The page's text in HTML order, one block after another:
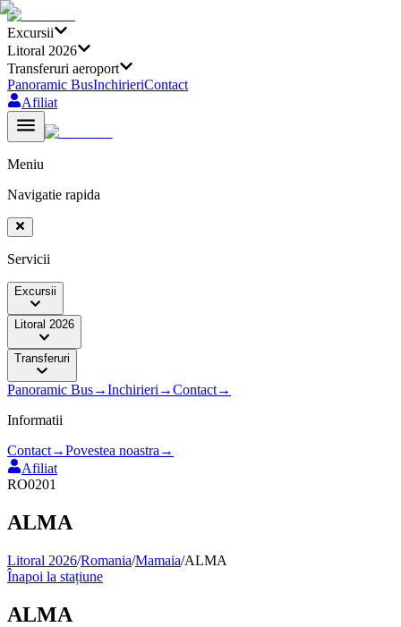
Excursii
Litoral 2026
Transferuri aeroport
Panoramic BusInchirieriContact
Afiliat
Meniu
Navigatie rapida
Servicii
Excursii
Litoral 2026
Transferuri
Panoramic Bus→Inchirieri →Contact→
Informatii
Contact→Povestea noastra →
Afiliat
RO0201
ALMA
Litoral 2026/Romania/Mamaia/ALMA
Înapoi la stațiune
ALMA